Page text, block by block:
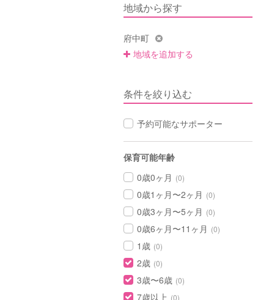
地域から探す
府中町
地域を追加する
条件を絞り込む
予約可能なサポーター
保育可能年齢
0歳0ヶ月 (0)
0歳1ヶ月〜2ヶ月 (0)
0歳3ヶ月〜5ヶ月 (0)
0歳6ヶ月〜11ヶ月 (0)
1歳 (0)
2歳 (0)
3歳〜6歳 (0)
7歳以上 (0)